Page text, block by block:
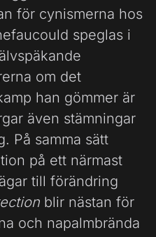
för cynismerna hos
speglas i
om det
han gömmer är
även stämningar
På samma sätt
på ett närmast
till förändring
blir nästan för
och napalmbrända